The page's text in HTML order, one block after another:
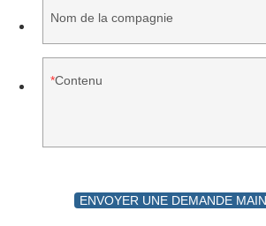
Nom de la compagnie
Contenu
ENVOYER UNE DEMANDE